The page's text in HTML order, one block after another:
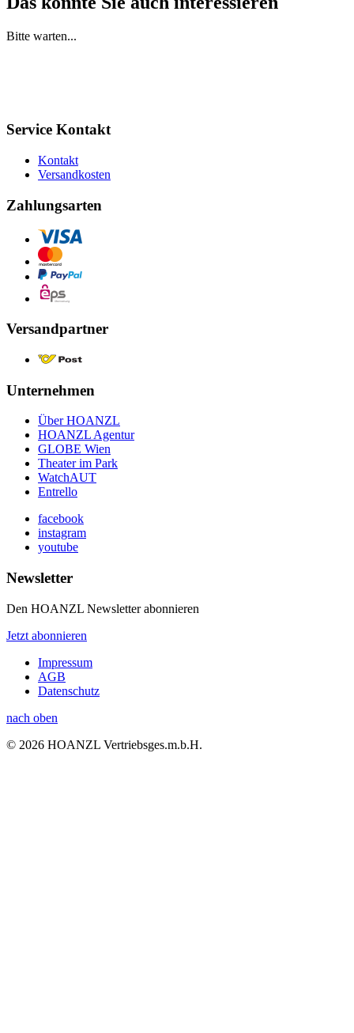
Bitte warten...
Service Kontakt
Kontakt
Versandkosten
Zahlungsarten
Versandpartner
Unternehmen
Über HOANZL
HOANZL Agentur
GLOBE Wien
Theater im Park
WatchAUT
Entrello
facebook
instagram
youtube
Newsletter
Den HOANZL Newsletter abonnieren
Jetzt abonnieren
Impressum
AGB
Datenschutz
nach oben
© 2026 HOANZL Vertriebsges.m.b.H.